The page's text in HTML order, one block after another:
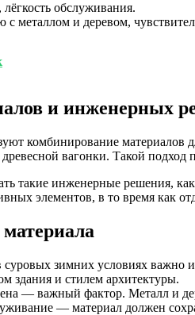
обслуживания.
металлом и деревом,
и инженерных
комбинирование материалов
вагонки. Такой подход
такие инженерные решения,
элементов, в то время как
зимних условиях важно
здания и стилем архитектуры.
— важный фактор. Металл и
— материал должен